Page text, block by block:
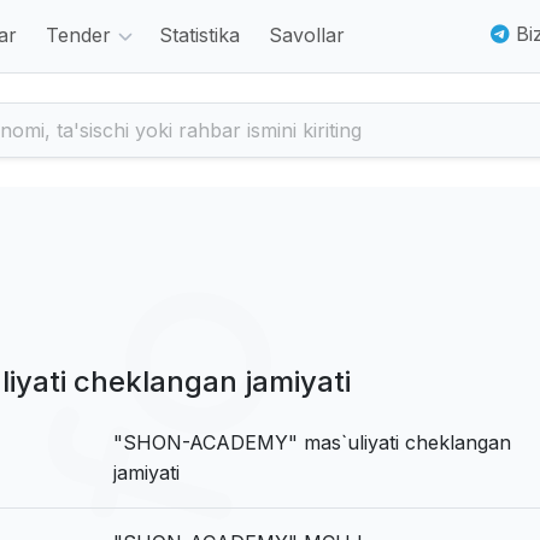
Tender Statistika Savollar
cheklangan jamiyati
"SHON-ACADEMY" mas`uliyati cheklangan
jamiyati